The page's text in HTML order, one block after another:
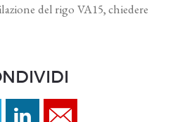
del rigo VA15, chiedere